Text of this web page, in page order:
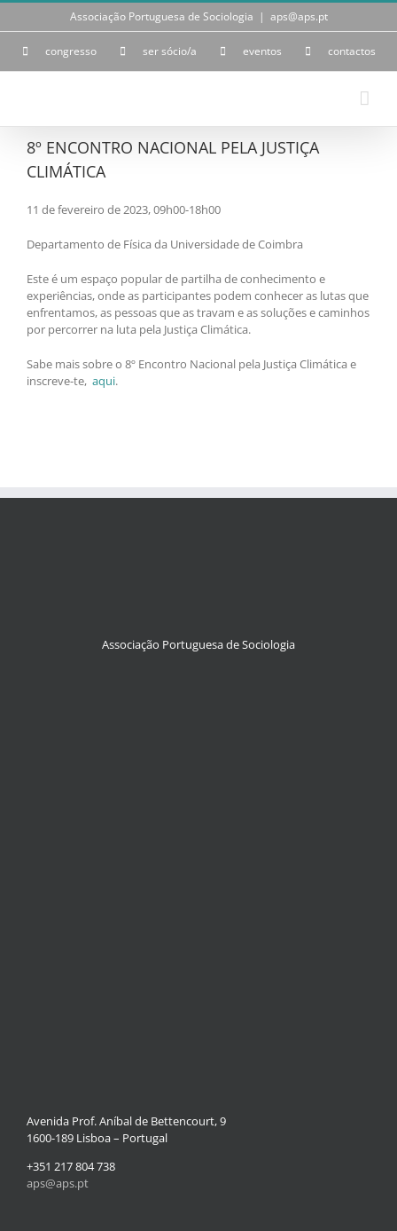
Skip
Associação Portuguesa de Sociologia | aps@aps.pt
congresso ser sócio/a eventos contactos
8º ENCONTRO NACIONAL PELA JUSTIÇA
CLIMÁTICA
11 de fevereiro de 2023, 09h00-18h00
Departamento de Física da Universidade de Coimbra
Este é um espaço popular de partilha de conhecimento e
experiências, onde as participantes podem conhecer as lutas que
enfrentamos, as pessoas que as travam e as soluções e caminhos
por percorrer na luta pela Justiça Climática.
Sabe mais sobre o 8º Encontro Nacional pela Justiça Climática e
inscreve-te, aqui.
Associação Portuguesa de Sociologia
Avenida Prof. Aníbal de Bettencourt, 9
1600-189 Lisboa – Portugal
+351 217 804 738
aps@aps.pt